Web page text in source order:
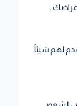
.
لهم شيئاً